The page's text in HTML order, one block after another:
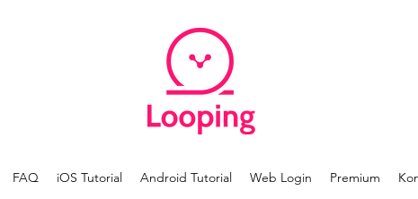
FAQ iOS Tutorial Android Tutorial Web Login Premium